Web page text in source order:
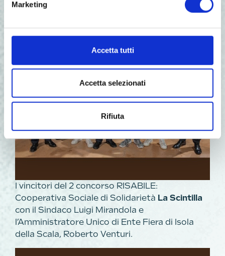
Marketing
Accetta tutti
Accetta selezionati
Rifiuta
I vincitori del 2 concorso RISABILE:
Cooperativa Sociale di Solidarietà La Scintilla
con il Sindaco Luigi Mirandola e
l’Amministratore Unico di Ente Fiera di Isola
della Scala, Roberto Venturi.